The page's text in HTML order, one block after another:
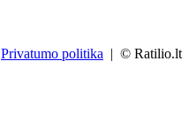
Privatumo politika | © Ratilio.lt